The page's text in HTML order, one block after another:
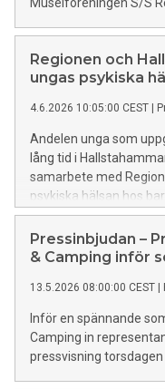
Regionen och
ungas psykiska
4.6.2026 10:05:00 CEST
Andelen unga som
lång tid i
samarbete med
psykiska hälsan hos
förebyggande insatser.
Pressinbjudan –
& Camping inför
13.5.2026 08:00:00 CEST
Inför en spännande
Camping in
pressvisning torsdagen